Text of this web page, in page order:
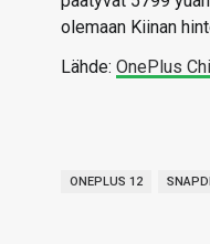
olemaan Kiinan
Lähde: OnePlus
ONEPLUS 12